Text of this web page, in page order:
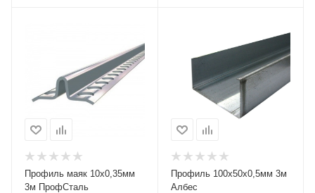
Профиль маяк 10х0,35мм
3м ПрофСталь
Профиль 100х50х0,5мм 3м
Албес